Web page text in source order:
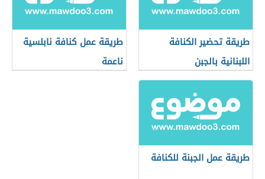
طريقة تحضير الكنافة
اللبنانية بالجبن
طريقة عمل كنافة نابلسية
ناعمة
طريقة عمل الجبنة للكنافة